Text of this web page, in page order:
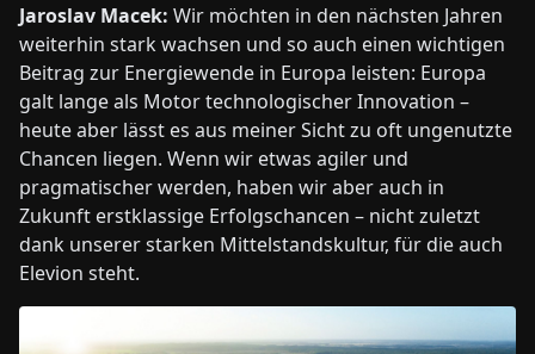
Jaroslav Macek: Wir möchten in den nächsten Jahren
weiterhin stark wachsen und so auch einen wichtigen
Beitrag zur Energiewende in Europa leisten: Europa
galt lange als Motor technologischer Innovation –
heute aber lässt es aus meiner Sicht zu oft ungenutzte
Chancen liegen. Wenn wir etwas agiler und
pragmatischer werden, haben wir aber auch in
Zukunft erstklassige Erfolgschancen – nicht zuletzt
dank unserer starken Mittelstandskultur, für die auch
Elevion steht.